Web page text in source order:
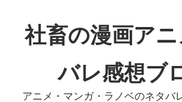
ン
テ
へ
社畜の漫画ア
バレ感想ブ
アニメ・マンガ・ラノベのネタバ